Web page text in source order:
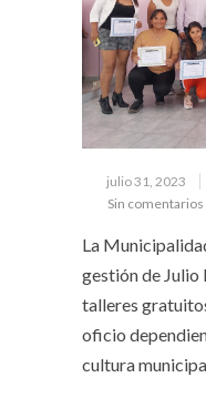
julio 31, 2023
Sin comentarios
La
gestión de Julio
talleres
oficio
cultura